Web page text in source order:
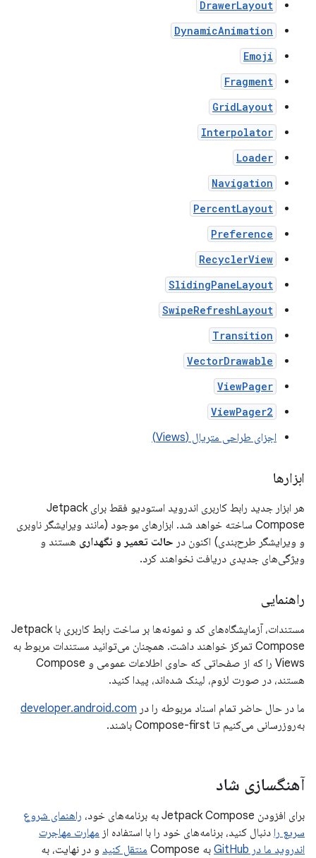
DrawerLayout
DynamicAnimation
Emoji
Fragment
GridLayout
Interpolator
Loader
Navigation
PercentLayout
Preference
RecyclerView
SlidingPaneLayout
SwipeRefreshLayout
Transition
VectorDrawable
ViewPager
ViewPager2
اجزای طراحی متریال (Views)
ابزارها
هر ابزار جدید رابط کاربری اندروید استودیو فقط برای Jetpack
Compose ساخته خواهد شد. ابزارهای موجود (مانند ویرایشگر ناوبری
و ویرایشگر طرح‌بندی) اکنون در حالت تعمیر و نگهداری هستند و
ویژگی‌های جدیدی دریافت نخواهند کرد.
راهنمایی
مستندات، آزمایشگاه‌های کد و نمونه‌ها بر ساخت رابط کاربری با Jetpack
Compose تمرکز خواهند داشت. همچنان می‌توانید مستندات مربوط به
Views را که از صفحاتی که حاوی اطلاعات عمومی و Compose
هستند، در صورت لزوم، لینک شده‌اند، پیدا کنید.
ما در حال حاضر تمام اسناد مربوطه را در developer.android.com
به‌روزرسانی می‌کنیم تا Compose-first باشند.
آهنگسازی شاد
برای افزودن Jetpack Compose به برنامه‌های خود،
راهنمای شروع
سریع را دنبال کنید، برنامه‌های خود را با استفاده از مهارت مهاجرت
اندروید ما در GitHub
به Compose منتقل کنید و در نهایت، به